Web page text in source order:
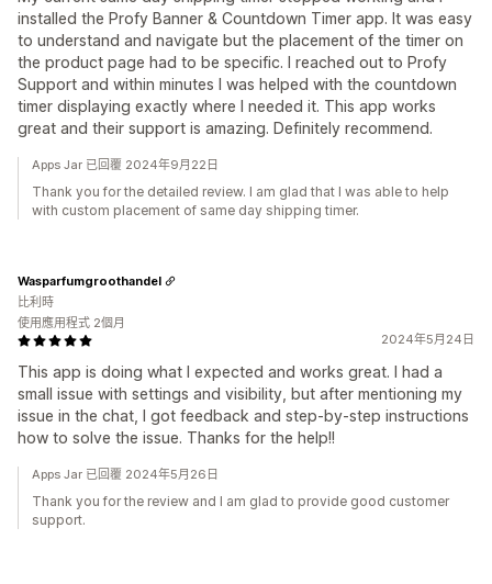
installed the Profy Banner & Countdown Timer app. It was easy
to understand and navigate but the placement of the timer on
the product page had to be specific. I reached out to Profy
Support and within minutes I was helped with the countdown
timer displaying exactly where I needed it. This app works
great and their support is amazing. Definitely recommend.
Apps Jar 已回覆 2024年9月22日
Thank you for the detailed review. I am glad that I was able to help
with custom placement of same day shipping timer.
2024年5月24日
This app is doing what I expected and works great. I had a
small issue with settings and visibility, but after mentioning my
issue in the chat, I got feedback and step-by-step instructions
how to solve the issue. Thanks for the help!!
Wasparfumgroothandel
比利時
使用應用程式 2個月
Apps Jar 已回覆 2024年5月26日
Thank you for the review and I am glad to provide good customer
support.